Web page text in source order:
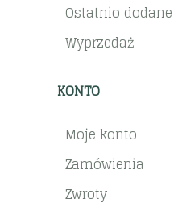
Ostatnio dodane
Wyprzedaż
KONTO
Moje konto
Zamówienia
Zwroty